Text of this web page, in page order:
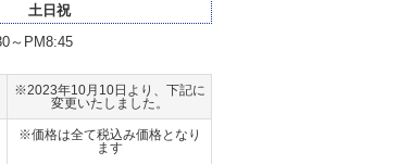
土日祝
～PM8:45
※2023年10月10日より、下記に
変更いたしました。
※価格は全て税込み価格となり
ます